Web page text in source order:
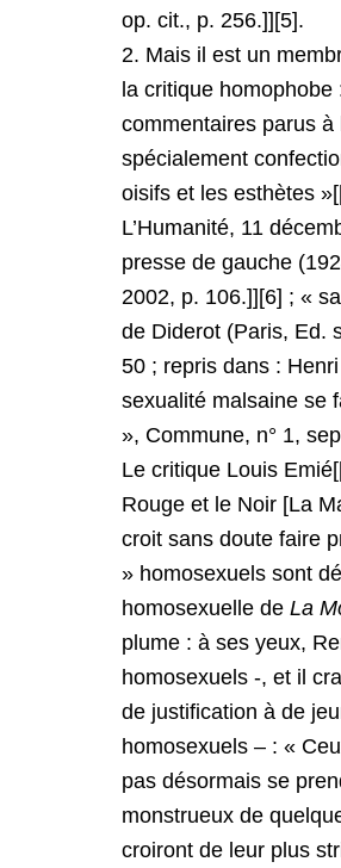
op. cit., p. 256.]][5].
2. Mais il est un
la critique homophobe
commentaires parus
spécialement
oisifs et les esthètes
L’Humanité, 11
presse de gauche
2002, p. 106.]][6] ; «
de Diderot (Paris, Ed.
50 ; repris dans :
sexualité malsaine se
», Commune, n° 1,
Le critique Louis
Rouge et le Noir [La
croit sans doute faire
» homosexuels sont
homosexuelle de La
plume : à ses yeux,
homosexuels -, et il
de justification à de
homosexuels – : «
pas désormais se
monstrueux de
croiront de leur plus